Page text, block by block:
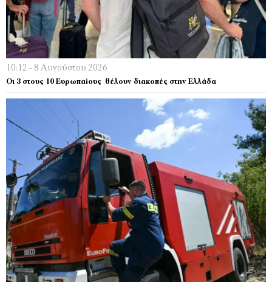
10:12 - 8 Αυγούστου 2026
Οι 3 στους 10 Ευρωπαίους θέλουν διακοπές στην Ελλάδα